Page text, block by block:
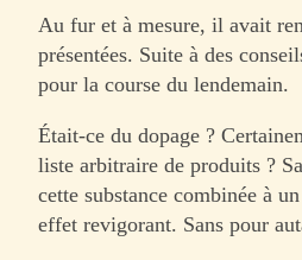
Au fur et à mesure, il avait
présentées. Suite à des
pour la course du lendemain.
Était-ce du dopage ?
liste arbitraire de produits ?
cette substance combinée à
effet revigorant. Sans pour